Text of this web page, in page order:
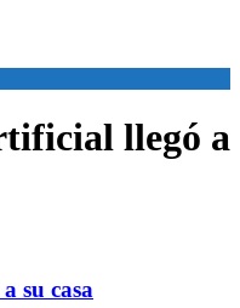
llegó a
su casa